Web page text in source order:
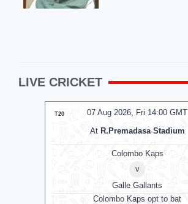
LIVE CRICKET
07 Aug 2026, Fri 14:00 GMT
T20
At R.Premadasa Stadium
Colombo Kaps
v
Galle Gallants
Colombo Kaps opt to bat